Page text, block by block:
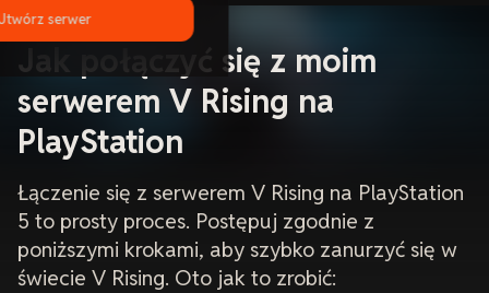
serwer
Jak połączyć się z moim
serwerem V Rising na
PlayStation
Łączenie się z serwerem V Rising na PlayStation
5 to prosty proces. Postępuj zgodnie z
poniższymi krokami, aby szybko zanurzyć się w
świecie V Rising. Oto jak to zrobić: